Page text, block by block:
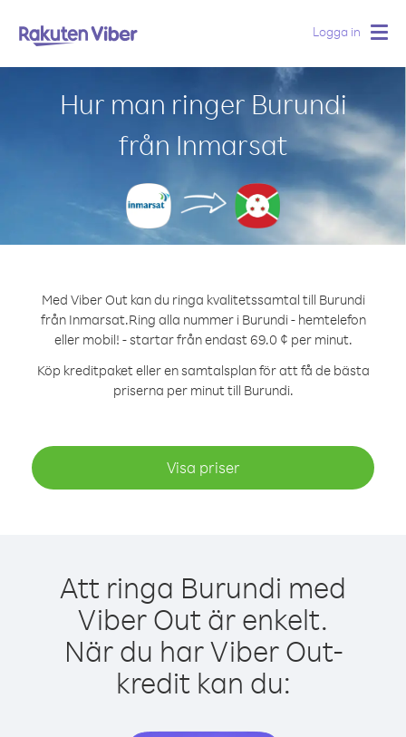
Logga in
Hur man ringer Burundi
från Inmarsat
Med Viber Out kan du ringa kvalitetssamtal till Burundi
från Inmarsat.Ring alla nummer i Burundi - hemtelefon
eller mobil! - startar från endast 69.0 ¢ per minut.
Köp kreditpaket eller en samtalsplan för att få de bästa
priserna per minut till Burundi.
Visa priser
Att ringa Burundi med
Viber Out är enkelt.
När du har Viber Out-
kredit kan du: